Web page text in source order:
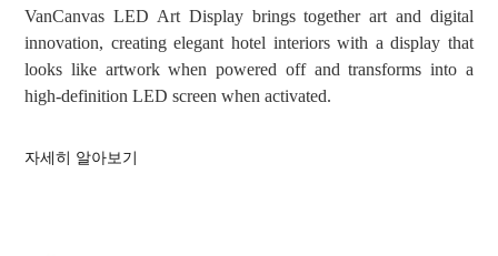
VanCanvas LED Art Display brings together art and digital
innovation, creating elegant hotel interiors with a display that
looks like artwork when powered off and transforms into a
high-definition LED screen when activated.
자세히 알아보기